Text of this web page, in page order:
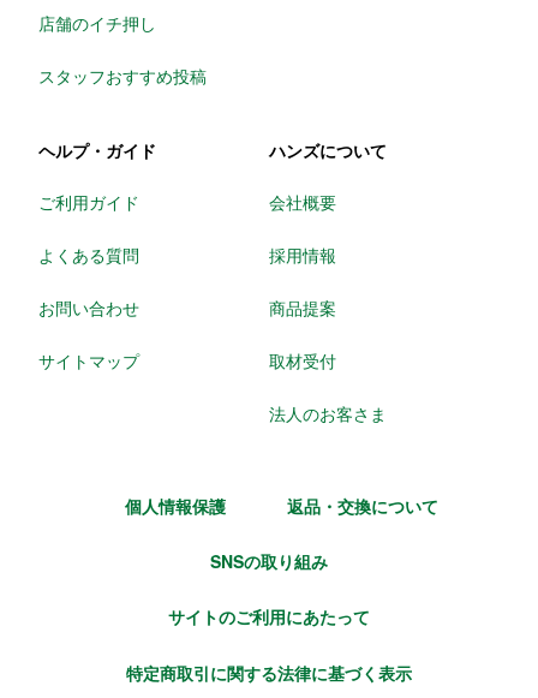
店舗のイチ押し
スタッフおすすめ投稿
ヘルプ・ガイド
ご利用ガイド
よくある質問
お問い合わせ
サイトマップ
ハンズについて
会社概要
採用情報
商品提案
取材受付
法人のお客さま
個人情報保護 返品・交換について
SNSの取り組み
サイトのご利用にあたって
特定商取引に関する法律に基づく表示